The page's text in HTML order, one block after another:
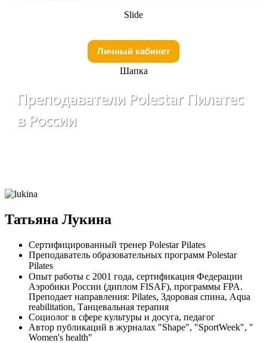
Slide
Личный кабинет
Шапка
Преподаватели Polestar Пилатес
в России
Татьяна Лукина
Сертифицированный тренер Polestar Pilates
Преподаватель образовательных программ Polestar
Pilates
Опыт работы с 2001 года, сертификация Федерации
Аэробики России (диплом FISAF), программы FPA.
Преподает направления: Pilates, Здоровая спина, Aqua
reabilitation, Танцевальная терапия
Социолог в сфере культуры и досуга, педагог
Автор публикаций в журналах "Shape", "SportWeek", "
Women's health"